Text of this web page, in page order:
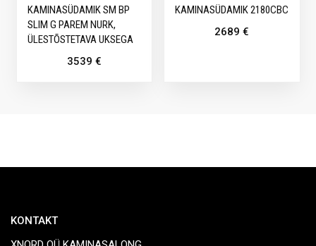
KAMINASÜDAMIK SM BP
SLIM G PAREM NURK,
ÜLESTÕSTETAVA UKSEGA
3539 €
KAMINASÜDAMIK 2180CBC
2689€
KONTAKT